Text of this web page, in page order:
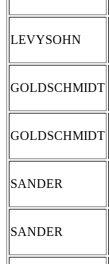
LEVYSOHN
GOLDSCHMIDT
GOLDSCHMIDT
SANDER
SANDER